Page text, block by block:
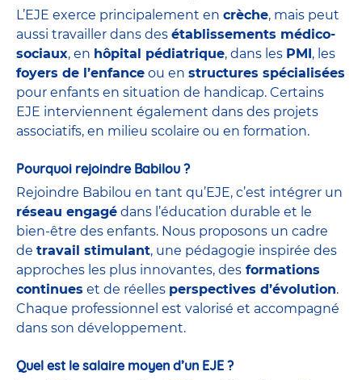
L’EJE exerce principalement en crèche, mais peut
aussi travailler dans des établissements médico-
sociaux, en hôpital pédiatrique, dans les PMI, les
foyers de l’enfance ou en structures spécialisées
pour enfants en situation de handicap. Certains
EJE interviennent également dans des projets
associatifs, en milieu scolaire ou en formation.
Pourquoi rejoindre Babilou ?
Rejoindre Babilou en tant qu’EJE, c’est intégrer un
réseau engagé dans l’éducation durable et le
bien-être des enfants. Nous proposons un cadre
de travail stimulant, une pédagogie inspirée des
approches les plus innovantes, des formations
continues et de réelles perspectives d’évolution.
Chaque professionnel est valorisé et accompagné
dans son développement.
Quel est le salaire moyen d’un EJE ?